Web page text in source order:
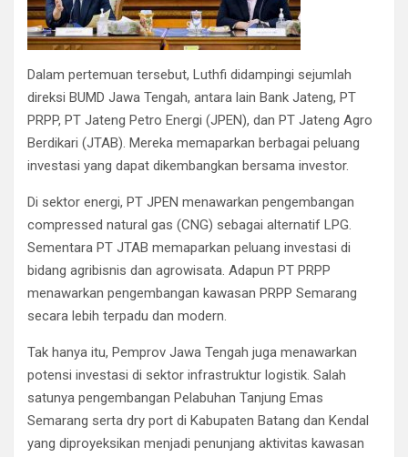
Dalam pertemuan tersebut, Luthfi didampingi sejumlah
direksi BUMD Jawa Tengah, antara lain Bank Jateng, PT
PRPP, PT Jateng Petro Energi (JPEN), dan PT Jateng Agro
Berdikari (JTAB). Mereka memaparkan berbagai peluang
investasi yang dapat dikembangkan bersama investor.
Di sektor energi, PT JPEN menawarkan pengembangan
compressed natural gas (CNG) sebagai alternatif LPG.
Sementara PT JTAB memaparkan peluang investasi di
bidang agribisnis dan agrowisata. Adapun PT PRPP
menawarkan pengembangan kawasan PRPP Semarang
secara lebih terpadu dan modern.
Tak hanya itu, Pemprov Jawa Tengah juga menawarkan
potensi investasi di sektor infrastruktur logistik. Salah
satunya pengembangan Pelabuhan Tanjung Emas
Semarang serta dry port di Kabupaten Batang dan Kendal
yang diproyeksikan menjadi penunjang aktivitas kawasan